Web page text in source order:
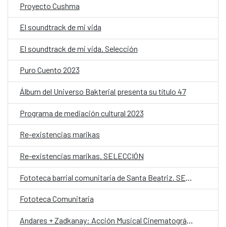
Proyecto Cushma
El soundtrack de mi vida
El soundtrack de mi vida. Selección
Puro Cuento 2023
Álbum del Universo Bakterial presenta su título 47
Programa de mediación cultural 2023
Re-existencias marikas
Re-existencias marikas. SELECCIÓN
Fototeca Comunitaria